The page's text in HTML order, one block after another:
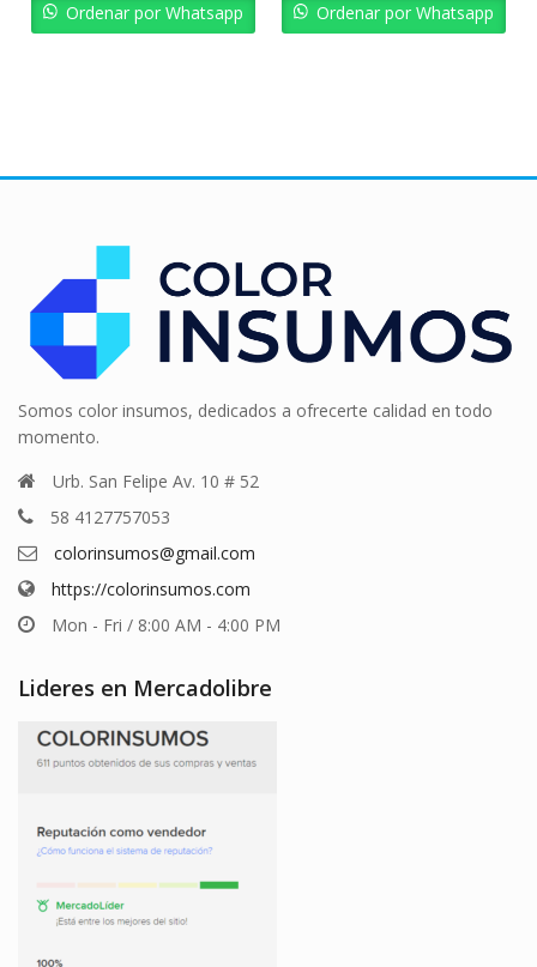
Ordenar por Whatsapp Ordenar por Whatsapp
Somos color insumos, dedicados a ofrecerte calidad en todo
momento.
Urb. San Felipe Av. 10 # 52
58 4127757053
colorinsumos@gmail.com
https://colorinsumos.com
Mon - Fri / 8:00 AM - 4:00 PM
Lideres en Mercadolibre